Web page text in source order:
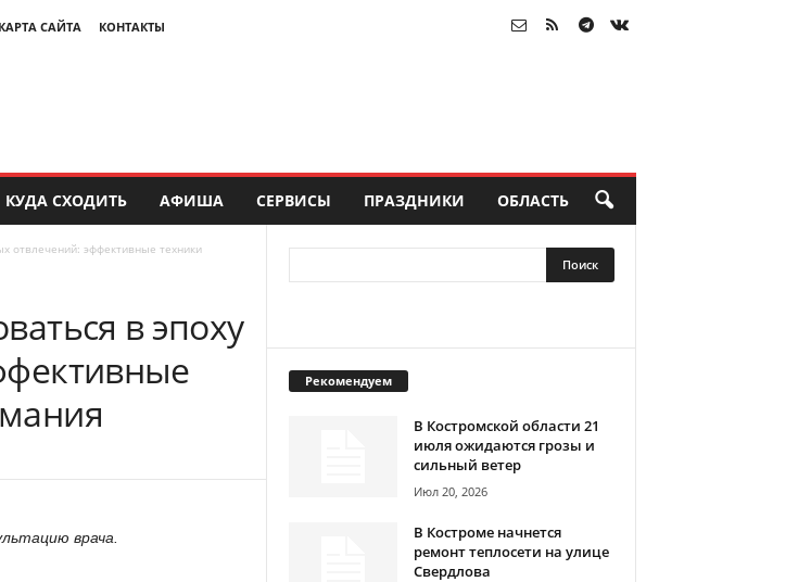
КАРТА САЙТА КОНТАКТЫ
КУДА СХОДИТЬ АФИША СЕРВИСЫ ПРАЗДНИКИ ОБЛАСТЬ
отвлечений: эффективные техники
в эпоху
врача.
Рекомендуем
В Костромской области 21
июля ожидаются грозы и
сильный ветер
Июл 20, 2026
В Костроме начнется
ремонт теплосети на улице
Свердлова